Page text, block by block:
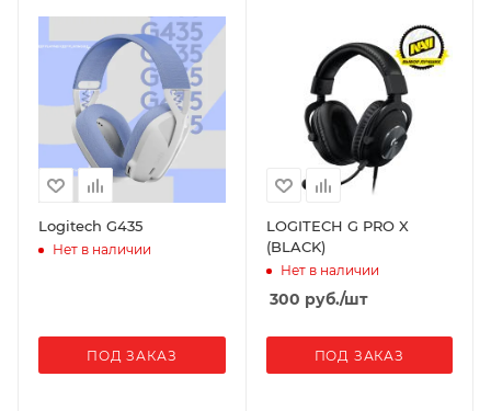
Logitech G435
Нет в наличии
ПОД ЗАКАЗ
LOGITECH G PRO X
(BLACK)
Нет в наличии
300 руб./шт
ПОД ЗАКАЗ